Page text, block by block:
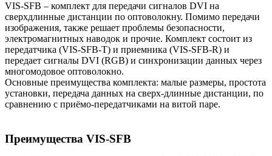
VIS-SFB – комплект для передачи сигналов DVI на
сверхдлинные дистанции по оптоволокну. Помимо передачи
изображения, также решает проблемы безопасности,
электромагнитных наводок и прочие. Комплект состоит из
передатчика (VIS-SFB-T) и приемника (VIS-SFB-R) и
передает сигналы DVI (RGB) и синхронизации данных через
многомодовое оптоволокно.
Основные преимущества комплекта: малые размеры, простота
установки, передача данных на сверх-длинные дистанции, по
сравнению с приёмо-передатчиками на витой паре.
Преимущества VIS-SFB